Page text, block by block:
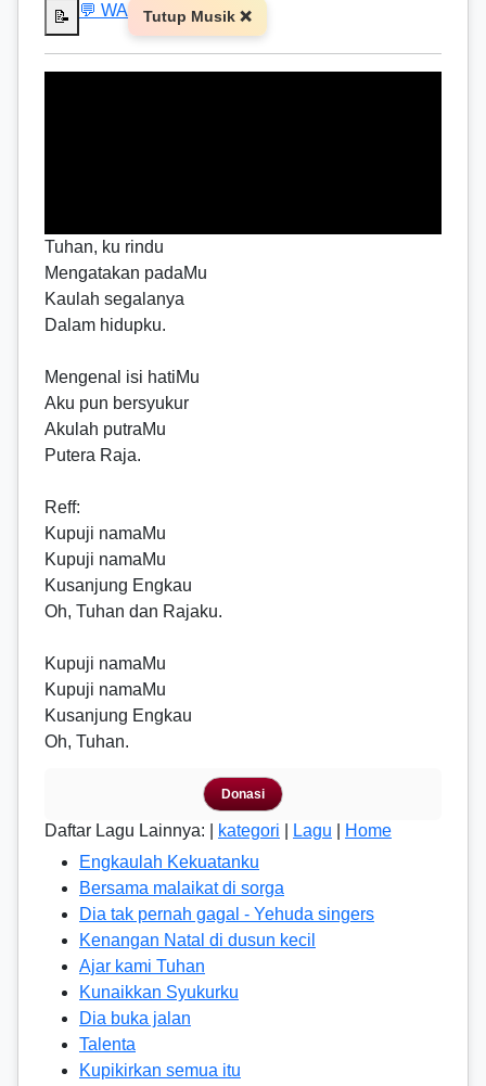
📝 💬 WA Tutup Musik ❌
Tuhan, ku rindu
Mengatakan padaMu
Kaulah segalanya
Dalam hidupku.
Mengenal isi hatiMu
Aku pun bersyukur
Akulah putraMu
Putera Raja.
Reff:
Kupuji namaMu
Kupuji namaMu
Kusanjung Engkau
Oh, Tuhan dan Rajaku.
Kupuji namaMu
Kupuji namaMu
Kusanjung Engkau
Oh, Tuhan.
Donasi
Daftar Lagu Lainnya: | kategori Lagu
Home
Engkaulah Kekuatanku
Bersama malaikat di sorga
Dia tak pernah gagal - Yehuda singers
Kenangan Natal di dusun kecil
Ajar kami Tuhan
Kunaikkan Syukurku
Dia buka jalan
Talenta
Kupikirkan semua itu